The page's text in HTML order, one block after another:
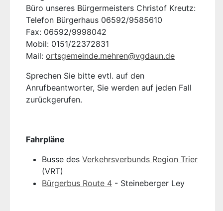
Büro unseres Bürgermeisters Christof Kreutz:
Telefon Bürgerhaus 06592/9585610
Fax: 06592/9998042
Mobil: 0151/22372831
Mail: ortsgemeinde.mehren@vgdaun.de
Sprechen Sie bitte evtl. auf den
Anrufbeantworter, Sie werden auf jeden Fall
zurückgerufen.
Fahrpläne
Busse des Verkehrsverbunds Region Trier
(VRT)
Bürgerbus Route 4 - Steineberger Ley